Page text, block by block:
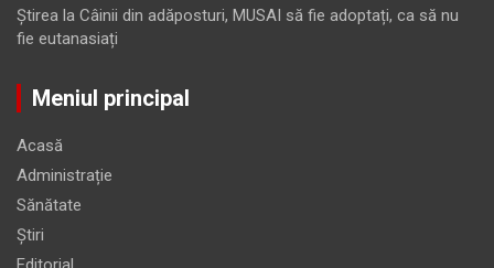
Ştirea la Câinii din adăposturi, MUSAI să fie adoptați, ca să nu
fie eutanasiați
Meniul principal
Acasă
Administrație
Sănătate
Știri